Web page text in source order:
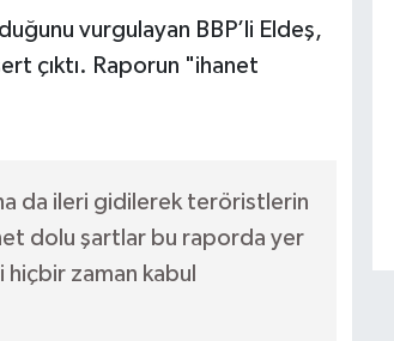
vurgulayan BBP’li Eldeş,
çıktı. Raporun "ihanet
da ileri gidilerek teröristlerin
dolu şartlar bu raporda yer
hiçbir zaman kabul